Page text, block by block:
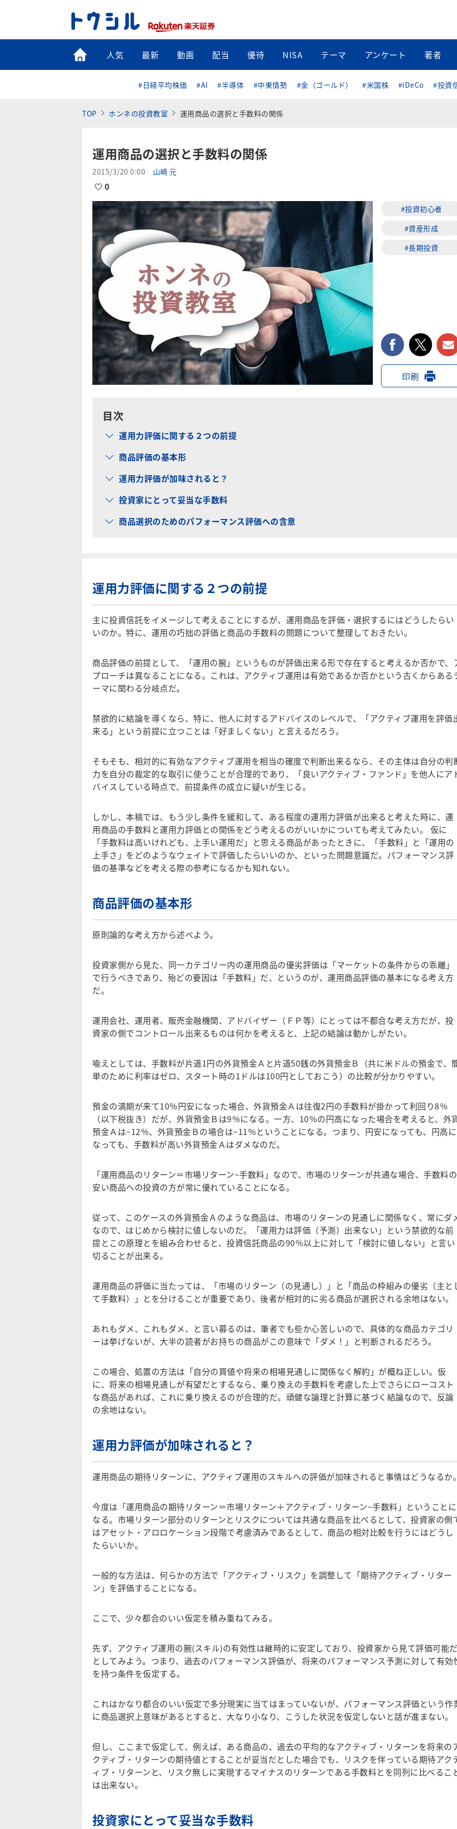
トップ
人気 最新 動画 配当 優待 NISA テーマ アンケート 著者
#日経平均株価 #AI #半導体 #中東情勢 #金（ゴールド） #米国株 #iDeCo #投資
TOP ホンネの投資教室 運用商品の選択と手数料の関係
運用商品の選択と手数料の関係
2015/3/20 0:00 山崎 元
0
#投資初心者
#資産形成
#長期投資
facebook
印刷
目次
運用力評価に関する２つの前提
商品評価の基本形
運用力評価が加味されると？
投資家にとって妥当な手数料
商品選択のためのパフォーマンス評価への含意
運用力評価に関する２つの前提
主に投資信託をイメージして考えることにするが、運用商品を評価・選択するにはどうしたらい
いのか。特に、運用の巧拙の評価と商品の手数料の問題について整理しておきたい。
商品評価の前提として、「運用の腕」というものが評価出来る形で存在すると考えるか否かで、
プローチは異なることになる。これは、アクティブ運用は有効であるか否かという古くからある
ーマに関わる分岐点だ。
禁欲的に結論を導くなら、特に、他人に対するアドバイスのレベルで、「アクティブ運用を評価
来る」という前提に立つことは「好ましくない」 と言えるだろう。
そもそも、相対的に有効なアクティブ運用を相当の確度で判断出来るなら、その主体は自分の判
力を自分の裁定的な取引に使うことが合理的であり、「良いアクティブ・ファンド」を他人にア
バイスしている時点で、前提条件の成立に疑いが生じる。
しかし、本稿では、もう少し条件を緩和して、ある程度の運用力評価が出来ると考えた時に、運
用商品の手数料と運用力評価との関係をどう考えるのがいいかについても考えてみたい。 仮に
「手数料は高いけれども、上手い運用だ」と思える商品があったときに、「手数料」と「運用の
上手さ」をどのようなウェイトで評価したらいいのか、といった問題意識だ。パフォーマンス評
価の基準などを考える際の参考になるかも知れない。
商品評価の基本形
原則論的な考え方から述べよう。
投資家側から見た、同一カテゴリー内の運用商品の優劣評価は「マーケットの条件からの乖離」
で行うべきであり、殆どの要因は「手数料」だ、というのが、運用商品評価の基本になる考え方
だ。
運用会社、運用者、販売金融機関、アドバイザー（ＦＰ等）にとっては不都合な考え方だが、投
資家の側でコントロール出来るものは何かを考えると、上記の結論は動かしがたい。
喩えとしては、手数料が片道1円の外貨預金Ａと片道50銭の外貨預金Ｂ（共に米ドルの預金で、
単のために利率はゼロ、スタート時の1ドルは100円としておこう）の比較が分かりやすい。
預金の満期が来て10％円安になった場合、外貨預金Ａは往復2円の手数料が掛かって利回り8％
（以下税抜き）だが、外貨預金Ｂは9％になる。一方、10％の円高になった場合を考えると、外
預金Ａは−12％、外貨預金Ｂの場合は−11％ということになる。つまり、円安になっても、円高に
なっても、手数料が高い外貨預金Ａはダメなのだ。
「運用商品のリターン＝市場リターン−手数料」なので、市場のリターンが共通な場合、手数料の
安い商品への投資の方が常に優れていることになる。
従って、 このケースの外貨預金Ａのような商品は、市場のリターンの見通しに関係なく、常にダ
なので、はじめから検討に値しないのだ。
「運用力は評価（予測）出来ない」という禁欲的な前
提とこの原理とを組み合わせると、投資信託商品の90％以上に対して「検討に値しない」と言い
切ることが出来る。
運用商品の評価に当たっては、「市場のリターン（の見通し）」と「商品の枠組みの優劣（主と
て手数料）」とを分けることが重要であり、後者が相対的に劣る商品が選択される余地はない。
あれもダメ、これもダメ、と言い募るのは、筆者でも些か心苦しいので、具体的な商品カテゴリ
ーは挙げないが、大半の読者がお持ちの商品がこの意味で「ダメ！」と判断されるだろう。
この場合、処置の方法は「自分の買値や将来の相場見通しに関係なく解約」が概ね正しい。仮
に、将来の相場見通しが有望だとするなら、乗り換えの手数料を考慮した上でさらにローコスト
な商品があれば、これに乗り換えるのが合理的だ。頑健な論理と計算に基づく結論なので、反論
の余地はない。
運用力評価が加味されると？
運用商品の期待リターンに、アクティブ運用のスキルへの評価が加味されると事情はどうなるか
今度は 「運用商品の期待リターン＝市場リターン＋アクティブ・リターン−手数料」 ということに
なる。市場リターン部分のリターンとリスクについては共通な商品を比べるとして、投資家の側
はアセット・アロロケーション段階で考慮済みであるとして、商品の相対比較を行うにはどうし
たらいいか。
一般的な方法は、何らかの方法で「アクティブ・リスク」を調整して「期待アクティブ・リター
ン」を評価することになる。
ここで、少々都合のいい仮定を積み重ねてみる。
先ず、 アクティブ運用の腕(スキル)の有効性は継時的に安定しており、投資家から見て評価可能
としてみよう。つまり、過去のパフォーマンス評価が、将来のパフォーマンス予測に対して有効
を持つ条件を仮定する。
これはかなり都合のいい仮定で多分現実に当てはまっていないが、パフォーマンス評価という作
に商品選択上意味があるとすると、大なり小なり、こうした状況を仮定しないと話が進まない。
但し、ここまで仮定して、例えば、ある商品の、過去の平均的なアクティブ・リターンを将来の
クティブ・リターンの期待値とすることが妥当だとした場合でも、リスクを伴っている期待アク
ィブ・リターンと、リスク無しに実現するマイナスのリターンである手数料とを同列に比べるこ
は出来ない。
投資家にとって妥当な手数料